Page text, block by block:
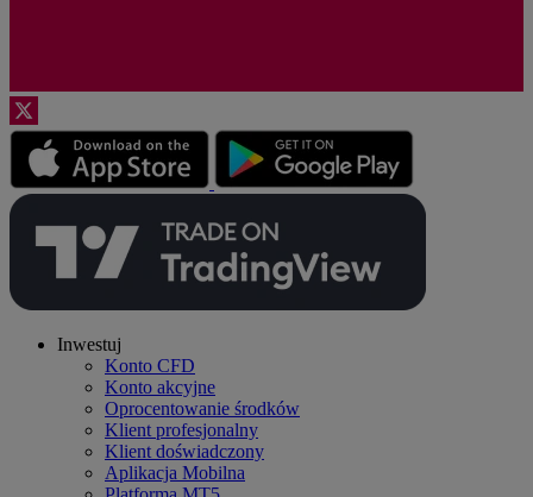
Inwestuj
Konto CFD
Konto akcyjne
Oprocentowanie środków
Klient profesjonalny
Klient doświadczony
Aplikacja Mobilna